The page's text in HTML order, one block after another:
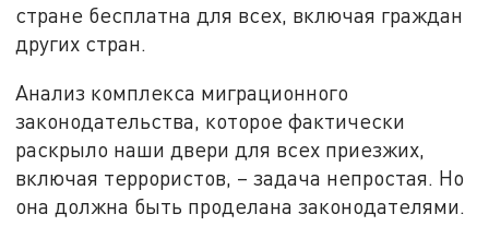
стране бесплатна для всех, включая граждан
других стран.
Анализ комплекса миграционного
законодательства, которое фактически
раскрыло наши двери для всех приезжих,
включая террористов, – задача непростая. Но
она должна быть проделана законодателями.